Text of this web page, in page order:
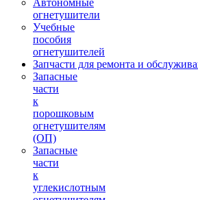
Автономные
огнетушители
Учебные
пособия
огнетушителей
Запчасти для ремонта и
Запасные
части
к
порошковым
огнетушителям
(ОП)
Запасные
части
к
углекислотным